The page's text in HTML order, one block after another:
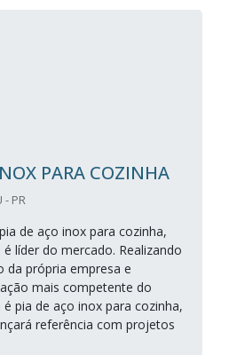
PARA COZINHA
- PR
de aço inox para cozinha,
líder do mercado. Realizando
da própria empresa e
mais competente do
pia de aço inox para cozinha,
referência com projetos